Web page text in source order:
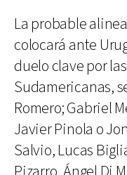
La probable
colocará ante
duelo clave por
Sudamericanas,
Romero; Gabriel
Javier Pinola o
Salvio, Lucas